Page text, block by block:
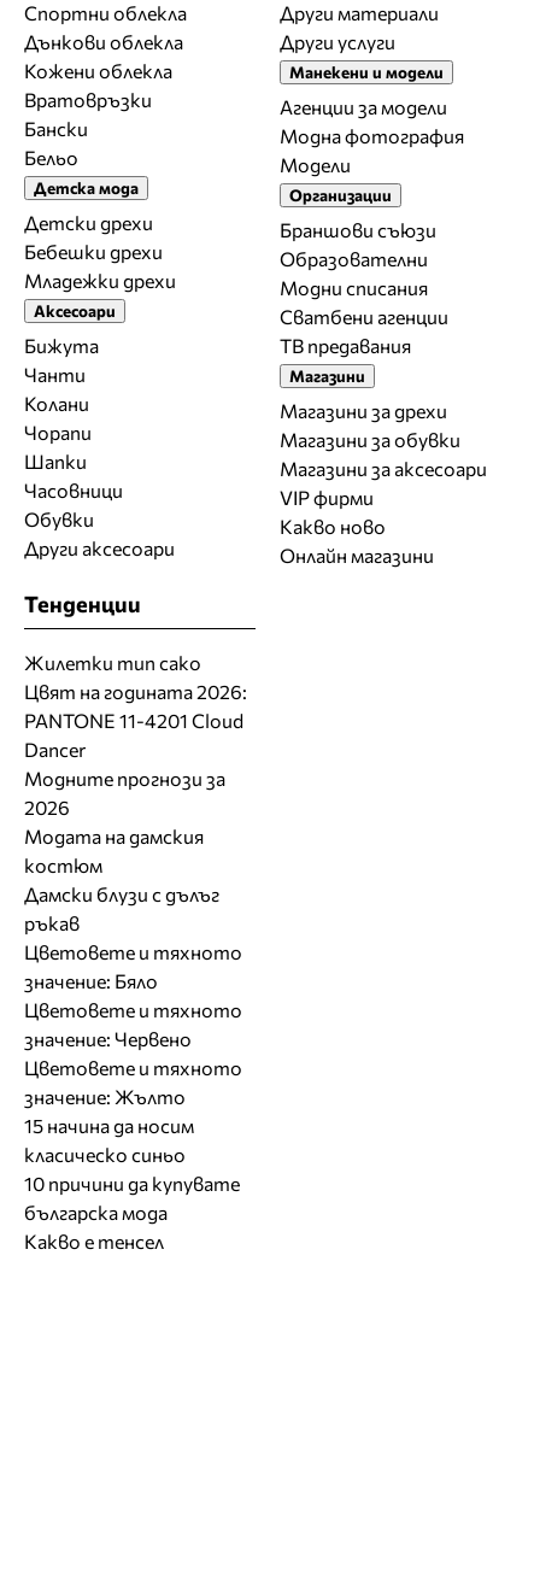
Спортни облекла
Дънкови облекла
Кожени облекла
Вратовръзки
Бански
Бельо
Детска мода
Детски дрехи
Бебешки дрехи
Младежки дрехи
Аксесоари
Бижута
Чанти
Колани
Чорапи
Шапки
Часовници
Обувки
Други аксесоари
Други материали
Други услуги
Манекени и модели
Агенции за модели
Модна фотография
Модели
Организации
Браншови съюзи
Образователни
Модни списания
Сватбени агенции
ТВ предавания
Магазини
Магазини за дрехи
Магазини за обувки
Магазини за aксесоари
VIP фирми
Какво ново
Онлайн магазини
Тенденции
Жилетки тип сако
Цвят на годината 2026:
PANTONE 11-4201 Cloud
Dancer
Модните прогнози за
2026
Модата на дамския
костюм
Дамски блузи с дълъг
ръкав
Цветовете и тяхното
значение: Бяло
Цветовете и тяхното
значение: Червено
Цветовете и тяхното
значение: Жълто
15 начина да носим
класическо синьо
10 причини да купувате
българска мода
Какво е тенсел